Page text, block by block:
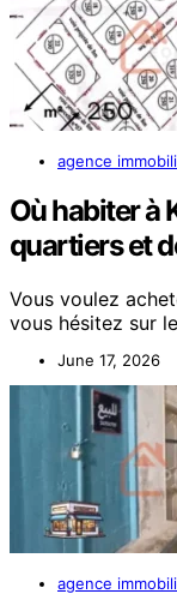
agence
Où habiter à
quartiers et
Vous voulez
vous hésitez sur
June 17, 2026
agence